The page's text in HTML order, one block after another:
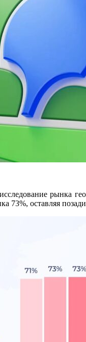
рынка
73%, оставляя